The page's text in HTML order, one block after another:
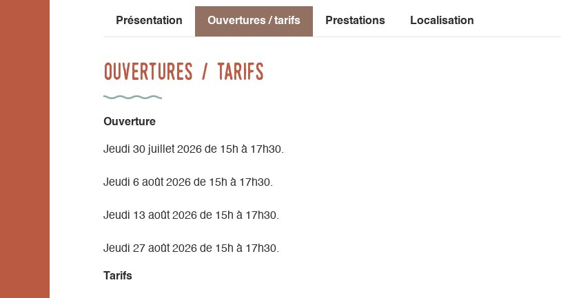
Présentation Ouvertures / tarifs Prestations Localisation
Ouvertures / tarifs
Ouverture
Jeudi 30 juillet 2026 de 15h à 17h30.
Jeudi 6 août 2026 de 15h à 17h30.
Jeudi 13 août 2026 de 15h à 17h30.
Jeudi 27 août 2026 de 15h à 17h30.
Tarifs